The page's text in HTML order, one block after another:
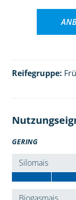
Reifegruppe:
GERING
Silomais